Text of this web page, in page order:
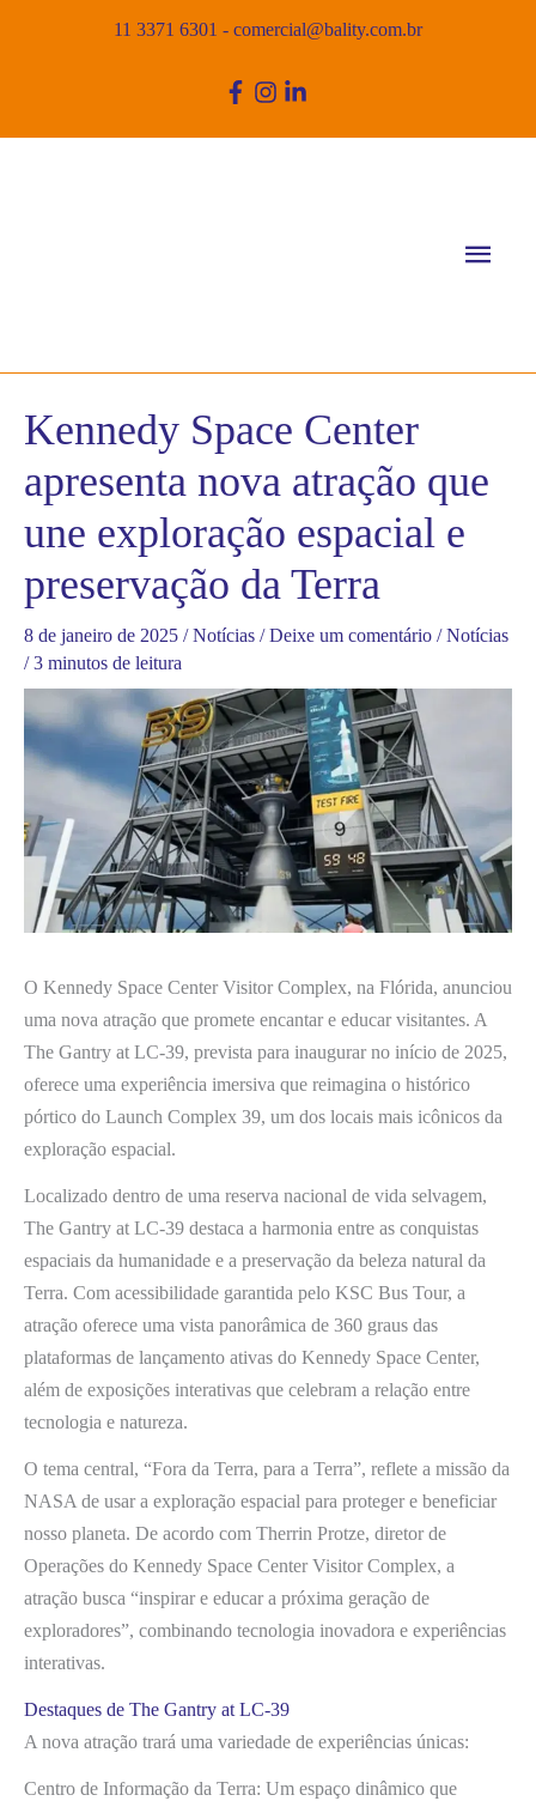
11 3371 6301 - comercial@bality.com.br
Kennedy Space Center
apresenta nova atração que
une exploração espacial e
preservação da Terra
8 de janeiro de 2025 /Notícias /Deixe um comentário /Notícias
/3 minutos de leitura
O Kennedy Space Center Visitor Complex, na Flórida, anunciou
uma nova atração que promete encantar e educar visitantes. A
The Gantry at LC-39, prevista para inaugurar no início de 2025,
oferece uma experiência imersiva que reimagina o histórico
pórtico do Launch Complex 39, um dos locais mais icônicos da
exploração espacial.
Localizado dentro de uma reserva nacional de vida selvagem,
The Gantry at LC-39 destaca a harmonia entre as conquistas
espaciais da humanidade e a preservação da beleza natural da
Terra. Com acessibilidade garantida pelo KSC Bus Tour, a
atração oferece uma vista panorâmica de 360 graus das
plataformas de lançamento ativas do Kennedy Space Center,
além de exposições interativas que celebram a relação entre
tecnologia e natureza.
O tema central, “Fora da Terra, para a Terra”, reflete a missão da
NASA de usar a exploração espacial para proteger e beneficiar
nosso planeta. De acordo com Therrin Protze, diretor de
Operações do Kennedy Space Center Visitor Complex, a
atração busca “inspirar e educar a próxima geração de
exploradores”, combinando tecnologia inovadora e experiências
interativas.
Destaques de The Gantry at LC-39
A nova atração trará uma variedade de experiências únicas:
Centro de Informação da Terra: Um espaço dinâmico que